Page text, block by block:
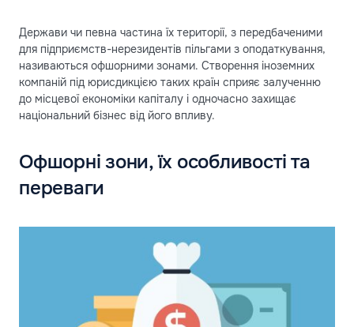
Держави чи певна частина їх території, з передбаченими
для підприємств-нерезидентів пільгами з оподаткування,
називаються офшорними зонами. Створення іноземних
компаній під юрисдикцією таких країн сприяє залученню
до місцевої економіки капіталу і одночасно захищає
національний бізнес від його впливу.
Офшорні зони, їх особливості та
переваги